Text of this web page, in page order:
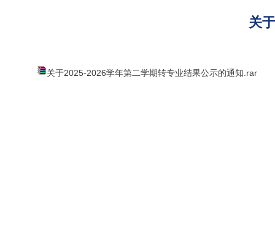
关
关于2025-2026学年第二学期转专业结果公示的通知.rar